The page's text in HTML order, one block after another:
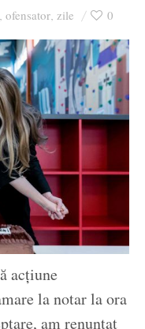
, ofensator, zile 0
acțiune
la notar la ora
am renunțat